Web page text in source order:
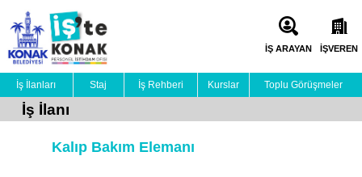
İŞ ARAYAN İŞVEREN
İş İlanları Staj İş Rehberi Kurslar Toplu Görüşmeler
İş İlanı
Kalıp Bakım Elemanı